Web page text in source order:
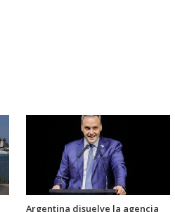
Argentina disuelve la agencia